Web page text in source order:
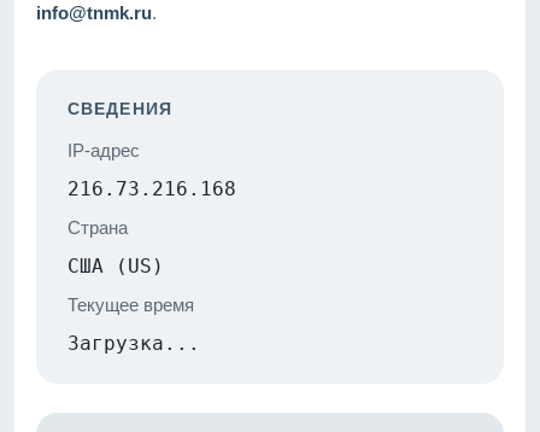
info@tnmk.ru.
СВЕДЕНИЯ
IP-адрес
216.73.216.168
Страна
США (US)
Текущее время
Загрузка...